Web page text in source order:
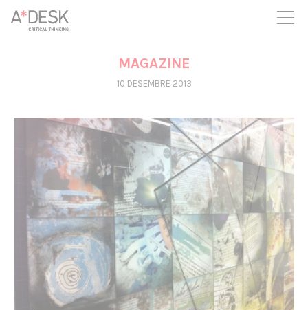
seguim necessitant-te per a poder seguir endavant. Ara pots
participar del projecte i recolzar-lo.
MAGAZINE
10 DESEMBRE 2013